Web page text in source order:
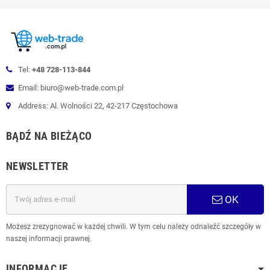
Tel: +48 728-113-844
Email: biuro@web-trade.com.pl
Address: Al. Wolności 22, 42-217 Częstochowa
BĄDŹ NA BIEŻĄCO
NEWSLETTER
OK
Możesz zrezygnować w każdej chwili. W tym celu należy odnaleźć szczegóły w
naszej informacji prawnej.